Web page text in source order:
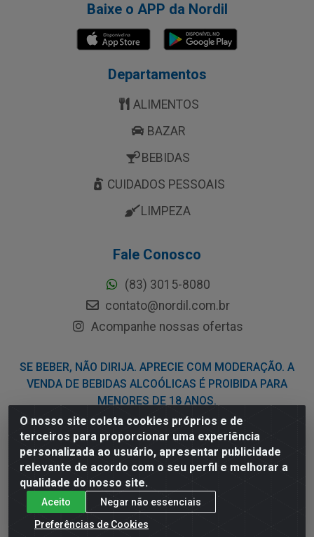
O nosso site coleta cookies próprios e de
terceiros para proporcionar uma experiência
personalizada ao usuário, apresentar publicidade
relevante de acordo com o seu perfil e melhorar a
qualidade do nosso site.
Aceito
Negar não essenciais
Preferências de Cookies
Baixe o APP da Nordil
Departamentos
ALIMENTOS
BAZAR
BEBIDAS
CUIDADOS PESSOAIS
LIMPEZA
Fale Conosco
(83) 3015-8080
contato@nordil.com.br
Acompanhe nossas ofertas
SE BEBER, NÃO DIRIJA. APRECIE COM MODERAÇÃO. A
VENDA DE BEBIDAS ALCOÓLICAS É PROIBIDA PARA
MENORES DE 18 ANOS.
Nordil Distribuidora - Avenida Liberdade, 2738, Bloco F - Sesi -
Bayeux/PB - CEP 58.111-400 - CNPJ 03.775.813/0001-41